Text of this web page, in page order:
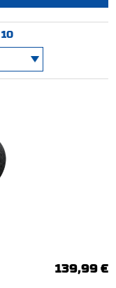
10
139,99 €